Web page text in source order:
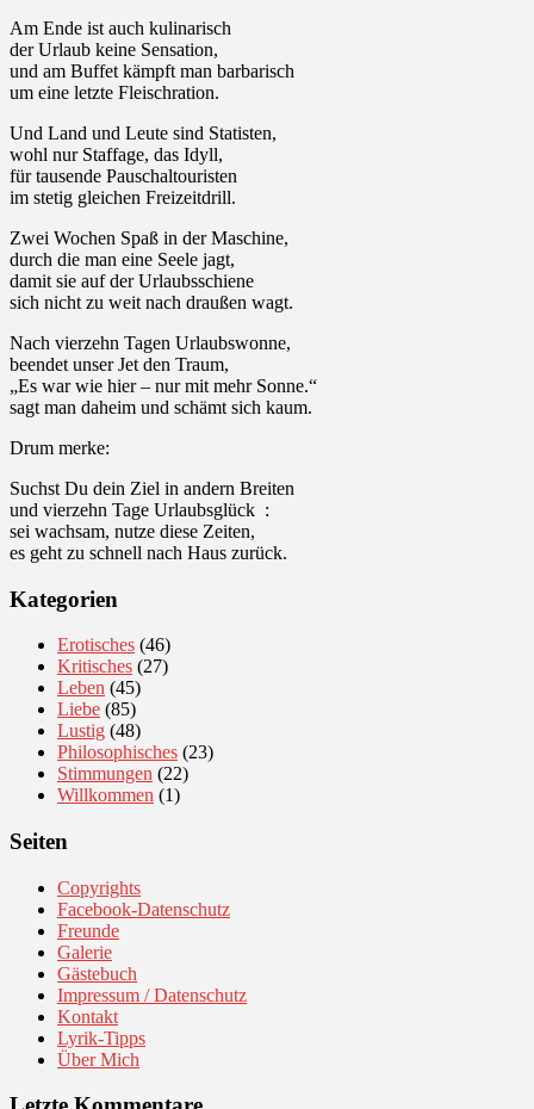
Am Ende ist auch kulinarisch
der Urlaub keine Sensation,
und am Buffet kämpft man barbarisch
um eine letzte Fleischration.
Und Land und Leute sind Statisten,
wohl nur Staffage, das Idyll,
für tausende Pauschaltouristen
im stetig gleichen Freizeitdrill.
Zwei Wochen Spaß in der Maschine,
durch die man eine Seele jagt,
damit sie auf der Urlaubsschiene
sich nicht zu weit nach draußen wagt.
Nach vierzehn Tagen Urlaubswonne,
beendet unser Jet den Traum,
„Es war wie hier – nur mit mehr Sonne.“
sagt man daheim und schämt sich kaum.
Drum merke:
Suchst Du dein Ziel in andern Breiten
und vierzehn Tage Urlaubsglück :
sei wachsam, nutze diese Zeiten,
es geht zu schnell nach Haus zurück.
Kategorien
Erotisches (46)
Kritisches (27)
Leben (45)
Liebe (85)
Lustig (48)
Philosophisches (23)
Stimmungen (22)
Willkommen (1)
Seiten
Copyrights
Facebook-Datenschutz
Freunde
Galerie
Gästebuch
Impressum / Datenschutz
Kontakt
Lyrik-Tipps
Über Mich